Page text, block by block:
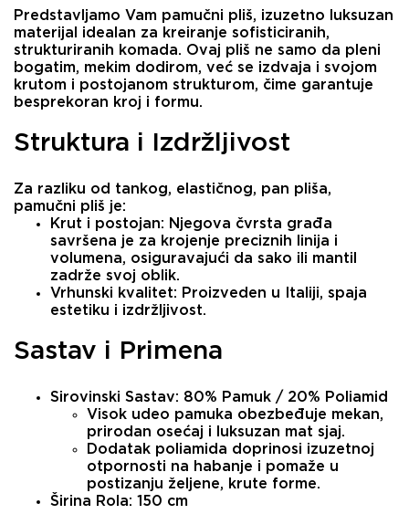
Predstavljamo Vam pamučni pliš, izuzetno luksuzan
materijal idealan za kreiranje sofisticiranih,
strukturiranih komada. Ovaj pliš ne samo da pleni
bogatim, mekim dodirom, već se izdvaja i svojom
krutom i postojanom strukturom, čime garantuje
besprekoran kroj i formu.
Struktura i Izdržljivost
Za razliku od tankog, elastičnog, pan pliša,
pamučni pliš je:
Krut i postojan: Njegova čvrsta građa
savršena je za krojenje preciznih linija i
volumena, osiguravajući da sako ili mantil
zadrže svoj oblik.
Vrhunski kvalitet: Proizveden u Italiji, spaja
estetiku i izdržljivost.
Sastav i Primena
Sirovinski Sastav: 80% Pamuk / 20% Poliamid
Visok udeo pamuka obezbeđuje mekan,
prirodan osećaj i luksuzan mat sjaj.
Dodatak poliamida doprinosi izuzetnoj
otpornosti na habanje i pomaže u
postizanju željene, krute forme.
Širina Rola: 150 cm